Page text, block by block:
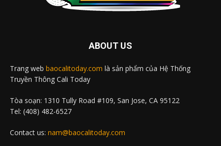
ABOUT US
Trang web baocalitoday.com là sản phẩm của Hệ Thống
Truyền Thông Cali Today
Tòa soạn: 1310 Tully Road #109, San Jose, CA 95122
Tel: (408) 482-6527
Contact us: nam@baocalitoday.com